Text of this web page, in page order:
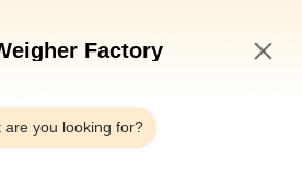
Factory
are you looking for?